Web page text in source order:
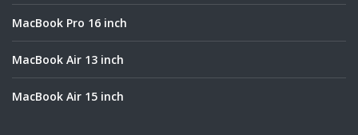
MacBook Pro 16 inch
MacBook Air 13 inch
MacBook Air 15 inch